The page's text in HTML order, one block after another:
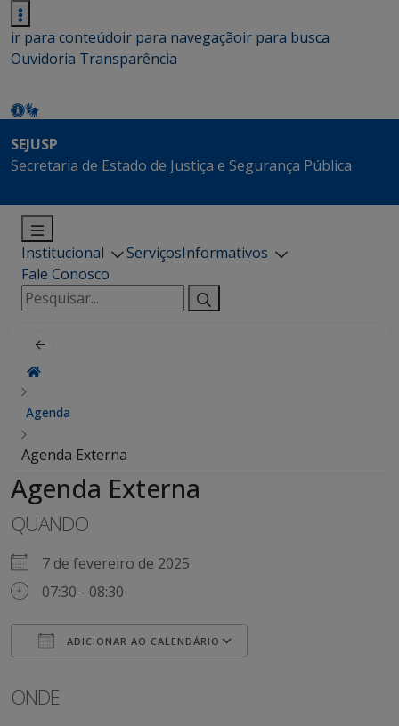
ir para conteúdoir para navegaçãoir para busca
Ouvidoria Transparência
SEJUSP
Secretaria de Estado de Justiça e Segurança Pública
Institucional ServiçosInformativos
Fale Conosco
Pesquisar
por:
Agenda
Agenda Externa
Agenda Externa
QUANDO
7 de fevereiro de 2025
07:30 - 08:30
ADICIONAR AO CALENDÁRIO
ONDE